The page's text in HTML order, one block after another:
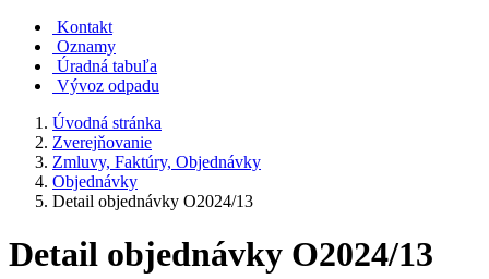
Kontakt
Oznamy
Úradná tabuľa
Vývoz odpadu
Úvodná stránka
Zverejňovanie
Zmluvy, Faktúry, Objednávky
Objednávky
Detail objednávky O2024/13
Detail objednávky O2024/13